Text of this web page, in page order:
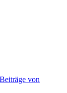
von